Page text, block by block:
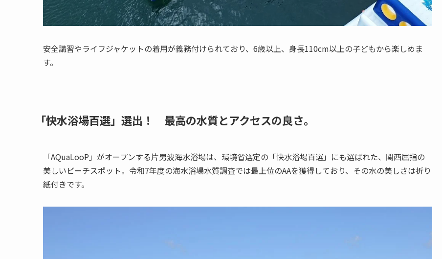
安全講習やライフジャケットの着用が義務付けられており、6歳以上、身長110cm以上の子どもから楽しめま
す。
「快水浴場百選」選出！ 最高の水質とアクセスの良さ。
「AQuaLooP」がオープンする片男波海水浴場は、環境省選定の「快水浴場百選」にも選ばれた、関西屈指の
美しいビーチスポット。令和7年度の海水浴場水質調査では最上位のAAを獲得しており、その水の美しさは折り
紙付きです。